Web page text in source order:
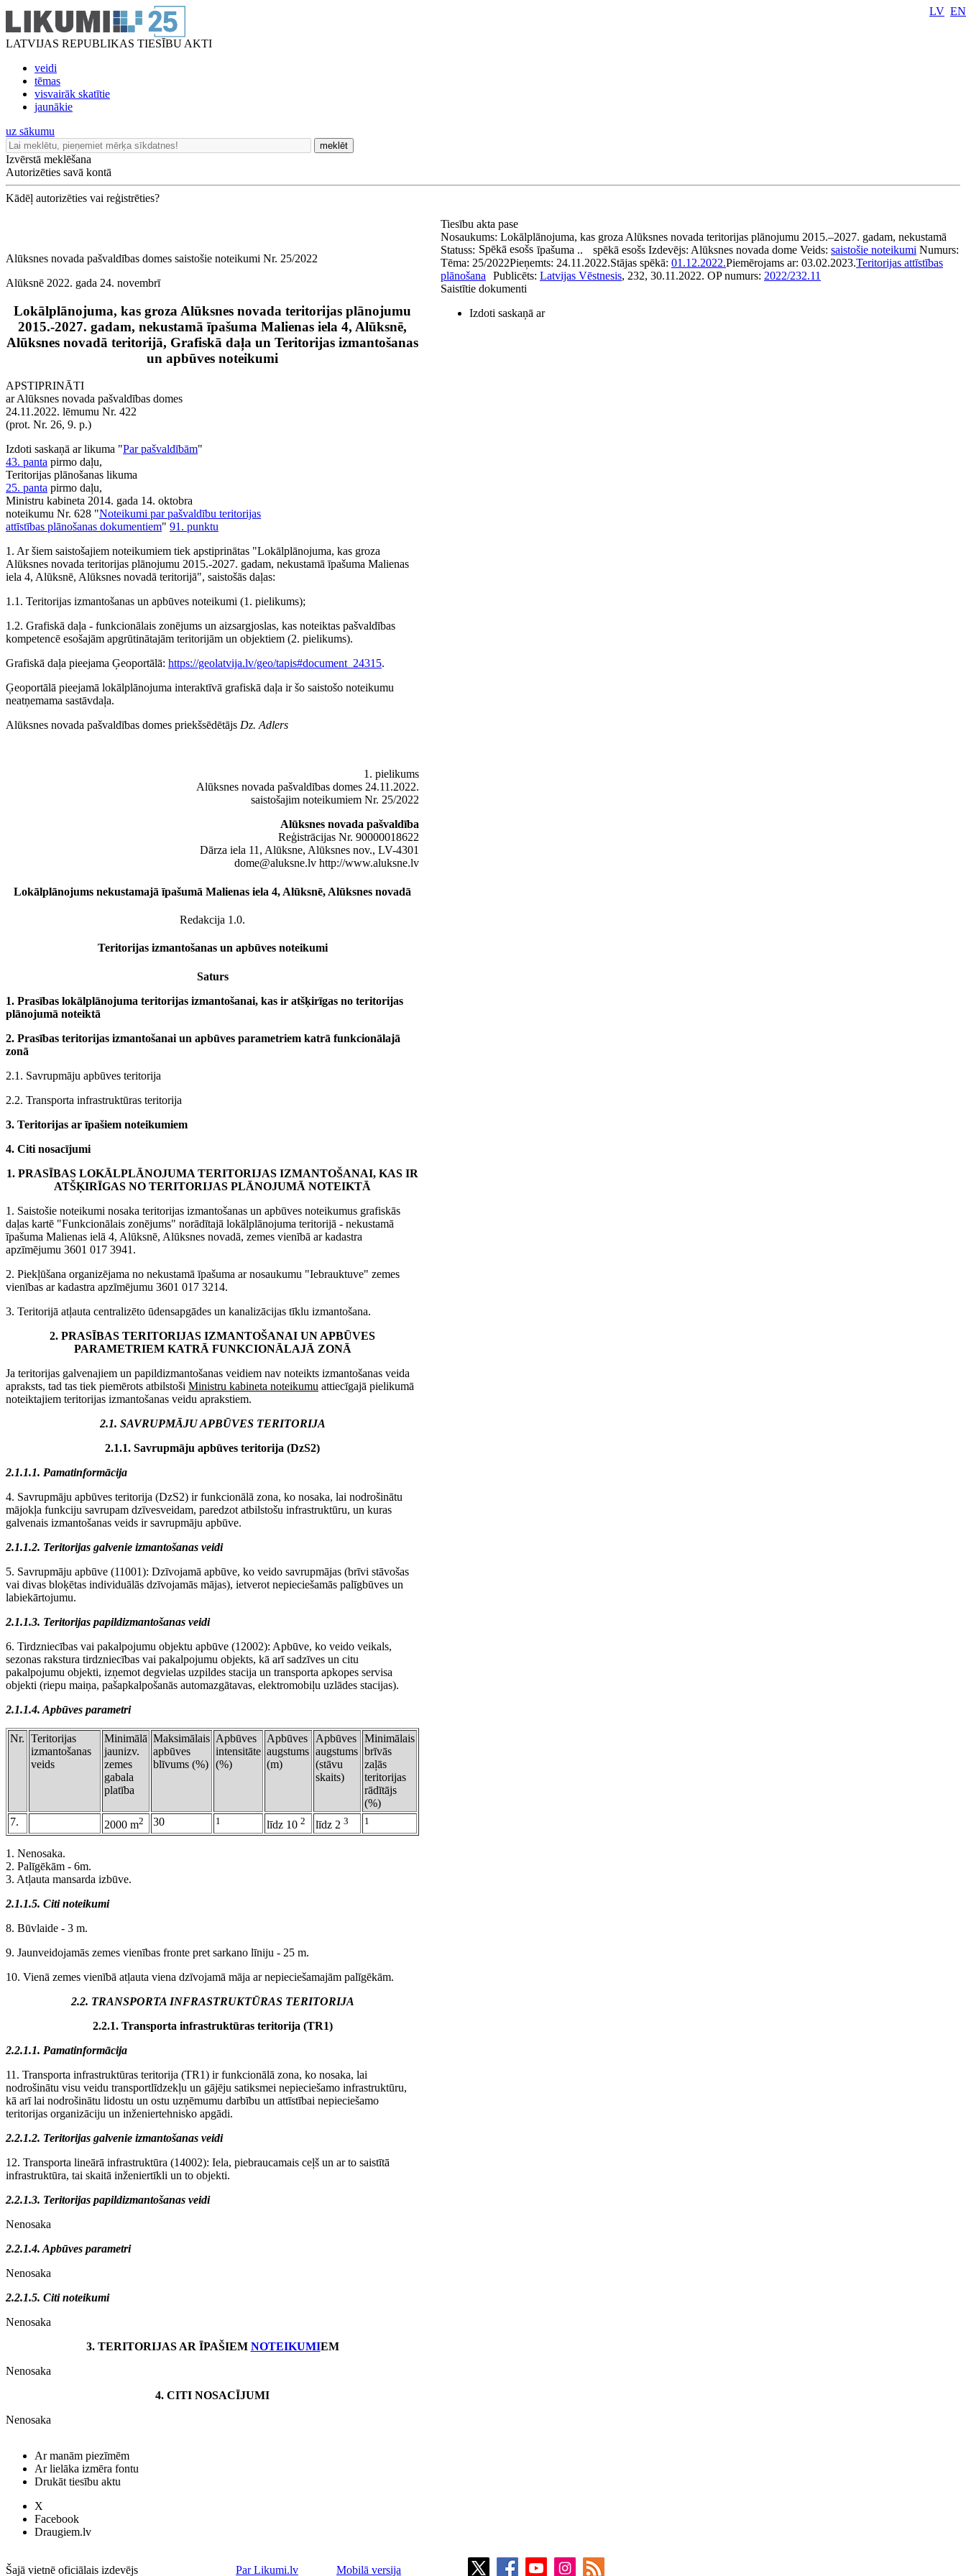
LATVIJAS REPUBLIKAS TIESĪBU AKTI
veidi
tēmas
visvairāk skatītie
jaunākie
LV EN
uz sākumu
meklēt
Izvērstā meklēšana
Autorizēties savā kontā
Kādēļ autorizēties vai reģistrēties?
Alūksnes novada pašvaldības domes saistošie noteikumi Nr. 25/2022
Alūksnē 2022. gada 24. novembrī
Lokālplānojuma, kas groza Alūksnes novada teritorijas plānojumu
2015.-2027. gadam, nekustamā īpašuma Malienas iela 4, Alūksnē,
Alūksnes novadā teritorijā, Grafiskā daļa un Teritorijas izmantošanas
un apbūves noteikumi
APSTIPRINĀTI
ar Alūksnes novada pašvaldības domes
24.11.2022. lēmumu Nr. 422
(prot. Nr. 26, 9. p.)
Izdoti saskaņā ar likuma "Par pašvaldībām"
43. panta pirmo daļu,
Teritorijas plānošanas likuma
25. panta pirmo daļu,
Ministru kabineta 2014. gada 14. oktobra
noteikumu Nr. 628 "Noteikumi par pašvaldību teritorijas
attīstības plānošanas dokumentiem" 91. punktu
1. Ar šiem saistošajiem noteikumiem tiek apstiprinātas "Lokālplānojuma, kas groza
Alūksnes novada teritorijas plānojumu 2015.-2027. gadam, nekustamā īpašuma Malienas
iela 4, Alūksnē, Alūksnes novadā teritorijā", saistošās daļas:
1.1. Teritorijas izmantošanas un apbūves noteikumi (1. pielikums);
1.2. Grafiskā daļa - funkcionālais zonējums un aizsargjoslas, kas noteiktas pašvaldības
kompetencē esošajām apgrūtinātajām teritorijām un objektiem (2. pielikums).
Grafiskā daļa pieejama Ģeoportālā: https://geolatvija.lv/geo/tapis#document_24315.
Ģeoportālā pieejamā lokālplānojuma interaktīvā grafiskā daļa ir šo saistošo noteikumu
neatņemama sastāvdaļa.
Alūksnes novada pašvaldības domes priekšsēdētājs Dz. Adlers
1. pielikums
Alūksnes novada pašvaldības domes 24.11.2022.
saistošajim noteikumiem Nr. 25/2022
Alūksnes novada pašvaldība
Reģistrācijas Nr. 90000018622
Dārza iela 11, Alūksne, Alūksnes nov., LV-4301
dome@aluksne.lv http://www.aluksne.lv
Lokālplānojums nekustamajā īpašumā Malienas iela 4, Alūksnē, Alūksnes novadā
Redakcija 1.0.
Teritorijas izmantošanas un apbūves noteikumi
Saturs
1. Prasības lokālplānojuma teritorijas izmantošanai, kas ir atšķirīgas no teritorijas
plānojumā noteiktā
2. Prasības teritorijas izmantošanai un apbūves parametriem katrā funkcionālajā
zonā
2.1. Savrupmāju apbūves teritorija
2.2. Transporta infrastruktūras teritorija
3. Teritorijas ar īpašiem noteikumiem
4. Citi nosacījumi
1. PRASĪBAS LOKĀLPLĀNOJUMA TERITORIJAS IZMANTOŠANAI, KAS IR
ATŠĶIRĪGAS NO TERITORIJAS PLĀNOJUMĀ NOTEIKTĀ
1. Saistošie noteikumi nosaka teritorijas izmantošanas un apbūves noteikumus grafiskās
daļas kartē "Funkcionālais zonējums" norādītajā lokālplānojuma teritorijā - nekustamā
īpašuma Malienas ielā 4, Alūksnē, Alūksnes novadā, zemes vienībā ar kadastra
apzīmējumu 3601 017 3941.
2. Piekļūšana organizējama no nekustamā īpašuma ar nosaukumu "Iebrauktuve" zemes
vienības ar kadastra apzīmējumu 3601 017 3214.
3. Teritorijā atļauta centralizēto ūdensapgādes un kanalizācijas tīklu izmantošana.
2. PRASĪBAS TERITORIJAS IZMANTOŠANAI UN APBŪVES
PARAMETRIEM KATRĀ FUNKCIONĀLAJĀ ZONĀ
Ja teritorijas galvenajiem un papildizmantošanas veidiem nav noteikts izmantošanas veida
apraksts, tad tas tiek piemērots atbilstoši Ministru kabineta noteikumu attiecīgajā pielikumā
noteiktajiem teritorijas izmantošanas veidu aprakstiem.
2.1. SAVRUPMĀJU APBŪVES TERITORIJA
2.1.1. Savrupmāju apbūves teritorija (DzS2)
2.1.1.1. Pamatinformācija
4. Savrupmāju apbūves teritorija (DzS2) ir funkcionālā zona, ko nosaka, lai nodrošinātu
mājokļa funkciju savrupam dzīvesveidam, paredzot atbilstošu infrastruktūru, un kuras
galvenais izmantošanas veids ir savrupmāju apbūve.
2.1.1.2. Teritorijas galvenie izmantošanas veidi
5. Savrupmāju apbūve (11001): Dzīvojamā apbūve, ko veido savrupmājas (brīvi stāvošas
vai divas bloķētas individuālās dzīvojamās mājas), ietverot nepieciešamās palīgbūves un
labiekārtojumu.
2.1.1.3. Teritorijas papildizmantošanas veidi
6. Tirdzniecības vai pakalpojumu objektu apbūve (12002): Apbūve, ko veido veikals,
sezonas rakstura tirdzniecības vai pakalpojumu objekts, kā arī sadzīves un citu
pakalpojumu objekti, izņemot degvielas uzpildes stacija un transporta apkopes servisa
objekti (riepu maiņa, pašapkalpošanās automazgātavas, elektromobiļu uzlādes stacijas).
2.1.1.4. Apbūves parametri
Nr. Teritorijas
izmantošanas
veids
Minimālā
jaunizv.
zemes
gabala
platība
Maksimālais
apbūves
blīvums (%)
Apbūves
intensitāte
(%)
Apbūves
augstums
(m)
Apbūves
augstums
(stāvu
skaits)
Minimālais
brīvās
zaļās
teritorijas
rādītājs
(%)
7.
2000 m2 30 1 līdz 10 2 līdz 2 3 1
1. Nenosaka.
2. Palīgēkām - 6m.
3. Atļauta mansarda izbūve.
2.1.1.5. Citi noteikumi
8. Būvlaide - 3 m.
9. Jaunveidojamās zemes vienības fronte pret sarkano līniju - 25 m.
10. Vienā zemes vienībā atļauta viena dzīvojamā māja ar nepieciešamajām palīgēkām.
2.2. TRANSPORTA INFRASTRUKTŪRAS TERITORIJA
2.2.1. Transporta infrastruktūras teritorija (TR1)
2.2.1.1. Pamatinformācija
11. Transporta infrastruktūras teritorija (TR1) ir funkcionālā zona, ko nosaka, lai
nodrošinātu visu veidu transportlīdzekļu un gājēju satiksmei nepieciešamo infrastruktūru,
kā arī lai nodrošinātu lidostu un ostu uzņēmumu darbību un attīstībai nepieciešamo
teritorijas organizāciju un inženiertehnisko apgādi.
2.2.1.2. Teritorijas galvenie izmantošanas veidi
12. Transporta lineārā infrastruktūra (14002): Iela, piebraucamais ceļš un ar to saistītā
infrastruktūra, tai skaitā inženiertīkli un to objekti.
2.2.1.3. Teritorijas papildizmantošanas veidi
Nenosaka
2.2.1.4. Apbūves parametri
Nenosaka
2.2.1.5. Citi noteikumi
Nenosaka
3. TERITORIJAS AR ĪPAŠIEM NOTEIKUMIEM
Nenosaka
4. CITI NOSACĪJUMI
Nenosaka
Tiesību akta pase
Nosaukums: Lokālplānojuma, kas groza Alūksnes novada teritorijas plānojumu 2015.–2027. gadam, nekustamā
īpašuma ..
Statuss: Spēkā esošs spēkā esošs Izdevējs: Alūksnes novada dome Veids: saistošie noteikumi Numurs:
25/2022Pieņemts: 24.11.2022.Stājas spēkā: 01.12.2022.Piemērojams ar: 03.02.2023.
Tēma:
Teritorijas attīstības
plānošana
Publicēts: Latvijas Vēstnesis, 232, 30.11.2022. OP numurs: 2022/232.11
Saistītie dokumenti
Izdoti saskaņā ar
Ar manām piezīmēm
Ar lielāka izmēra fontu
Drukāt tiesību aktu
X
Facebook
Draugiem.lv
Šajā vietnē oficiālais izdevējs Par Likumi.lv Mobilā versija